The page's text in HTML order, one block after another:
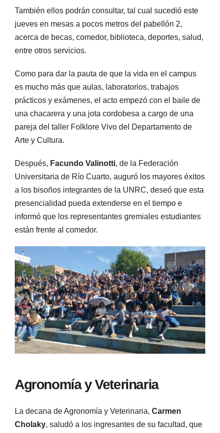
También ellos podrán consultar, tal cual sucedió este
jueves en mesas a pocos metros del pabellón 2,
acerca de becas, comedor, biblioteca, deportes, salud,
entre otros servicios.
Como para dar la pauta de que la vida en el campus
es mucho más que aulas, laboratorios, trabajos
prácticos y exámenes, el acto empezó con el baile de
una chacarera y una jota cordobesa a cargo de una
pareja del taller Folklore Vivo del Departamento de
Arte y Cultura.
Después, Facundo Valinotti, de la Federación
Universitaria de Río Cuarto, auguró los mayores éxitos
a los bisoños integrantes de la UNRC, deseó que esta
presencialidad pueda extenderse en el tiempo e
informó que los representantes gremiales estudiantes
están frente al comedor.
Agronomía y Veterinaria
La decana de Agronomía y Veterinaria, Carmen
Cholaky, saludó a los ingresantes de su facultad, que